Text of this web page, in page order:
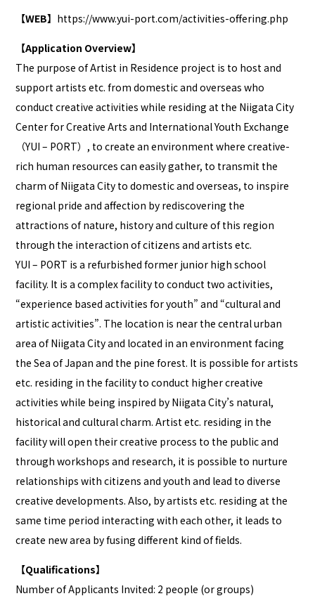
【WEB】 https://www.yui-port.com/activities-offering.php
【Application Overview】
The purpose of Artist in Residence project is to host and
support artists etc. from domestic and overseas who
conduct creative activities while residing at the Niigata City
Center for Creative Arts and International Youth Exchange
（YUI – PORT）, to create an environment where creative-
rich human resources can easily gather, to transmit the
charm of Niigata City to domestic and overseas, to inspire
regional pride and affection by rediscovering the
attractions of nature, history and culture of this region
through the interaction of citizens and artists etc.
YUI – PORT is a refurbished former junior high school
facility. It is a complex facility to conduct two activities,
“experience based activities for youth” and “cultural and
artistic activities”. The location is near the central urban
area of Niigata City and located in an environment facing
the Sea of Japan and the pine forest. It is possible for artists
etc. residing in the facility to conduct higher creative
activities while being inspired by Niigata City’s natural,
historical and cultural charm. Artist etc. residing in the
facility will open their creative process to the public and
through workshops and research, it is possible to nurture
relationships with citizens and youth and lead to diverse
creative developments. Also, by artists etc. residing at the
same time period interacting with each other, it leads to
create new area by fusing different kind of fields.
【Qualifications】
Number of Applicants Invited: 2 people (or groups)